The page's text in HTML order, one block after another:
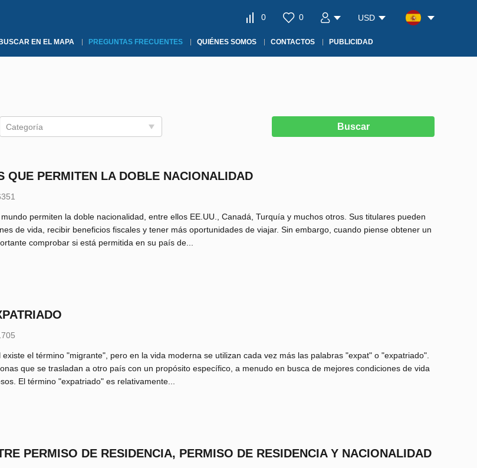
0 0 USD
BUSCAR EN EL MAPA PREGUNTAS FRECUENTES QUIÉNES SOMOS CONTACTOS PUBLICIDAD
Categoría Buscar
QUE PERMITEN LA DOBLE NACIONALIDAD
permiten la doble nacionalidad, entre ellos EE.UU., Canadá, Turquía y muchos otros. Sus titulares pueden
de vida, recibir beneficios fiscales y tener más oportunidades de viajar. Sin embargo, cuando piense obtener un
comprobar si está permitida en su país de...
el término "migrante", pero en la vida moderna se utilizan cada vez más las palabras "expat" o "expatriado".
que se trasladan a otro país con un propósito específico, a menudo en busca de mejores condiciones de vida
El término "expatriado" es relativamente...
PERMISO DE RESIDENCIA, PERMISO DE RESIDENCIA Y NACIONALIDAD